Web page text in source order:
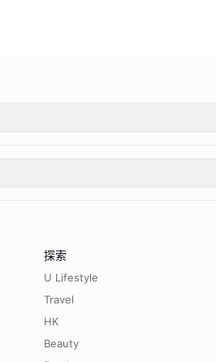
探索
U Lifestyle
Travel
HK
Beauty